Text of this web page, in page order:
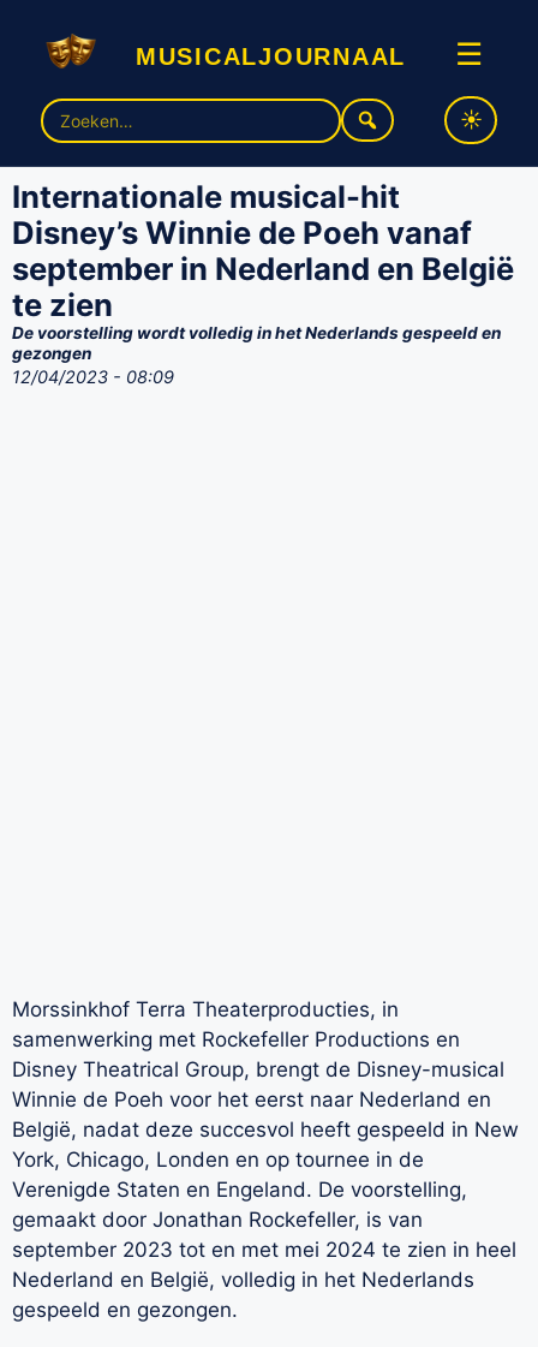
musicaljournaal ☰
Zoek
naar:
Internationale musical-hit
Disney’s Winnie de Poeh vanaf
september in Nederland en België
te zien
De voorstelling wordt volledig in het Nederlands gespeeld en
gezongen
12/04/2023 - 08:09
Morssinkhof Terra Theaterproducties, in
samenwerking met Rockefeller Productions en
Disney Theatrical Group, brengt de Disney-musical
Winnie de Poeh voor het eerst naar Nederland en
België, nadat deze succesvol heeft gespeeld in New
York, Chicago, Londen en op tournee in de
Verenigde Staten en Engeland. De voorstelling,
gemaakt door Jonathan Rockefeller, is van
september 2023 tot en met mei 2024 te zien in heel
Nederland en België, volledig in het Nederlands
gespeeld en gezongen.